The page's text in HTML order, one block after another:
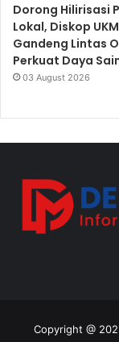
Dorong Hilirisasi
Lokal, Diskop
Gandeng Lintas
Perkuat Daya
03 August 2026
Copyright @